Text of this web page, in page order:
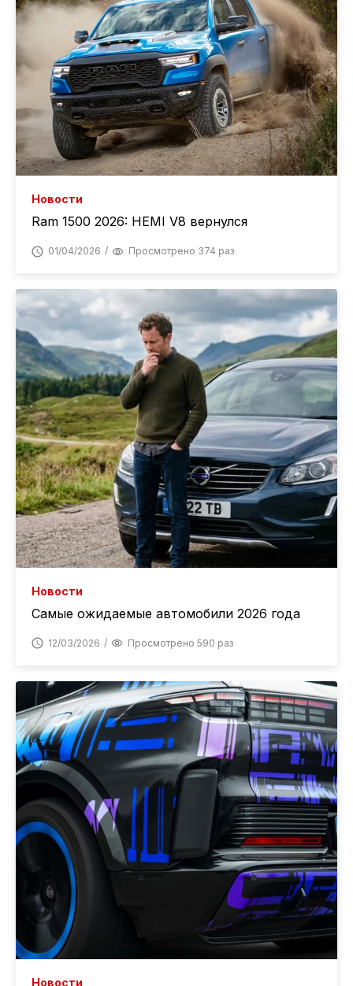
Новости
Ram 1500 2026: HEMI V8 вернулся
01/04/2026 Просмотрено 374 раз
Новости
Самые ожидаемые автомобили 2026 года
12/03/2026 Просмотрено 590 раз
Новости